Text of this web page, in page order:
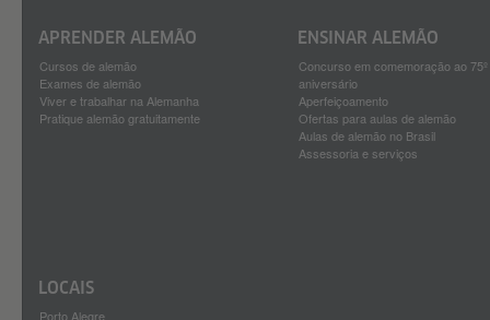
APRENDER ALEMÃO
Cursos de alemão
Exames de alemão
Viver e trabalhar na Alemanha
Pratique alemão gratuitamente
ENSINAR ALEMÃO
Concurso em comemoração ao 75º
aniversário
Aperfeiçoamento
Ofertas para aulas de alemão
Aulas de alemão no Brasil
Assessoria e serviços
LOCAIS
Porto Alegre